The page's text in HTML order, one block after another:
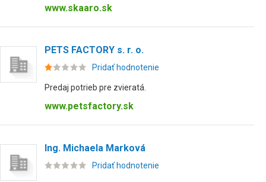
www.skaaro.sk
PETS FACTORY s. r. o.
Pridať hodnotenie
Predaj potrieb pre zvieratá.
www.petsfactory.sk
Ing. Michaela Marková
Pridať hodnotenie